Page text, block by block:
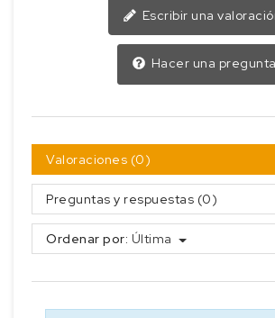
Escribir una
Hacer una pregunta
Valoraciones (0)
Preguntas y respuestas (0)
Ordenar por: Última